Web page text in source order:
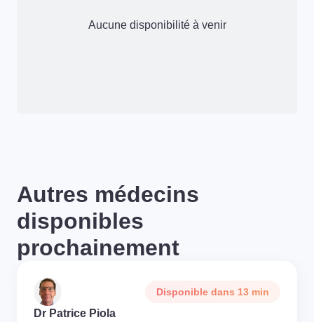
Aucune disponibilité à venir
Autres médecins
disponibles
prochainement
Disponible dans 13 min
Dr Patrice Piola